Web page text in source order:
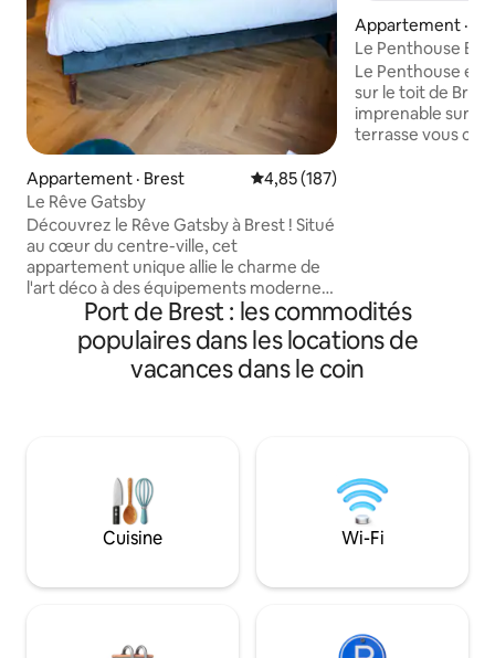
Appartement · Brest Note moyenne de 4,85 sur 5,
4,85 (187)
Le Rêve Gatsby
Découvrez le Rêve Gatsby à Brest ! Situé
au cœur du centre-ville, cet
appartement unique allie le charme de
l'art déco à des équipements modernes.
Profitez de la luxueuse baignoire balnéo
pour des instants de détente absolue
après une journée de découverte.
Idéalement situé à proximité des
Réservez dès maintenant pour vivre une
escapade inoubliable!
Appartement ·
Le Penthouse
Le Penthouse
sur le toit de
imprenable sur
terrasse vous
Que votre séjour
même sensuelle,
ce lieu insolite et
Port de Brest : les commodités
populaires dans les locations de
vacances dans le coin
Cuisine Wi-Fi